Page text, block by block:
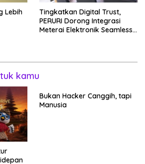
Lebih
Tingkatkan Digital Trust,
PERURI Dorong Integrasi
Meterai Elektronik Seamless
kamu
Bukan Hacker Canggih, tapi
Manusia